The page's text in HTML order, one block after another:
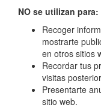
NO se utilizan para:
Recoger
mostrarte
en otros sitios
Recordar tus
visitas
Presentarte
sitio web.